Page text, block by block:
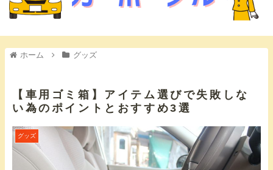
ホーム グッズ
【車用ゴミ箱】アイテム選びで失敗しな
い為のポイントとおすすめ3選
グッズ